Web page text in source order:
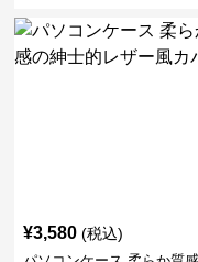
¥3,580 (税込)